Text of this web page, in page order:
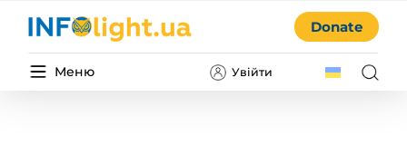
Меню Увійти
Donate